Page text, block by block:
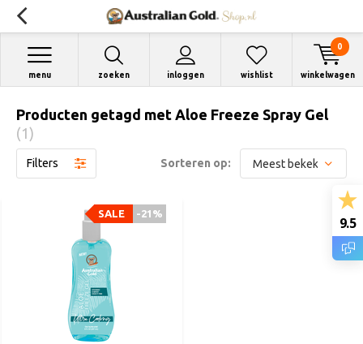
zoeken inloggen
menu wishlist winkelwagen
0
Producten getagd met Aloe Freeze Spray Gel
(1)
Filters Sorteren op:
-21%
SALE
9.5